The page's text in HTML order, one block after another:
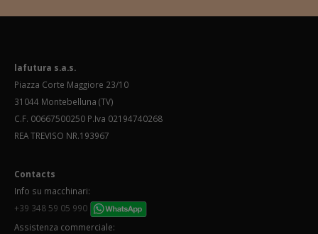
lafutura s.a.s.
Piazza Corte Maggiore 23/10
31044 Montebelluna (TV)
C.F. 00667500250 P.Iva 02194740268
REA TREVISO NR.193967
Contacts
Info su macchinari:
+39 348 59 05 990
Assistenza commerciale: